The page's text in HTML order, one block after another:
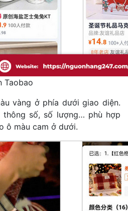
Taobao
vàng ở phía dưới giao diện.
thông số, số lượng… phù hợp
ô màu cam ở dưới.